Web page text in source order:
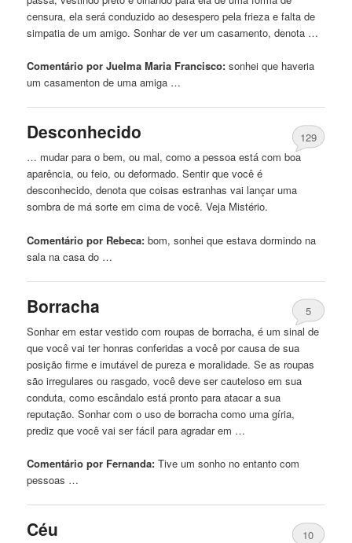
censura, ela será conduzido ao desespero pela frieza e falta de
simpatia deum amigo. Sonhar de verum casamento, denota …
Comentário por Juelma Maria Francisco: sonheique haveria
um casamenton de uma amiga …
Desconhecido
129
… mudar para o bem, ou mal, como a pessoa está com boa
aparência, ou feio, ou deformado. Sentirque você é
desconhecido, denotaque coisas estranhas vai lançar uma
sombra de má sorte em cima de você. Veja Mistério.
Comentário por Rebeca: bom, sonheique estava dormindo na
sala na casa do …
Borracha
5
Sonhar em estarvestido com roupas de borracha, éum sinal de
que você vai ter honras conferidas a você por causa de sua
posição firme e imutável de pureza e moralidade. Se as roupas
são irregulares ou rasgado, você deve ser cauteloso em sua
conduta, como escândalo está pronto para atacar a sua
reputação. Sonhar com o uso de borracha como uma gíria,
predizque você vai ser fácil para agradar em …
Comentário por Fernanda: Tiveum sonho no entanto com
pessoas …
Céu
10